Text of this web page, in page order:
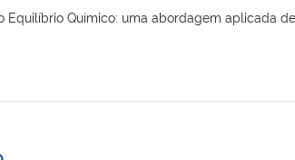
Químico: uma abordagem aplicada